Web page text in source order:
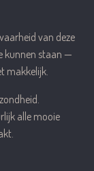
van deze
kunnen staan —
makkelijk.
alle mooie